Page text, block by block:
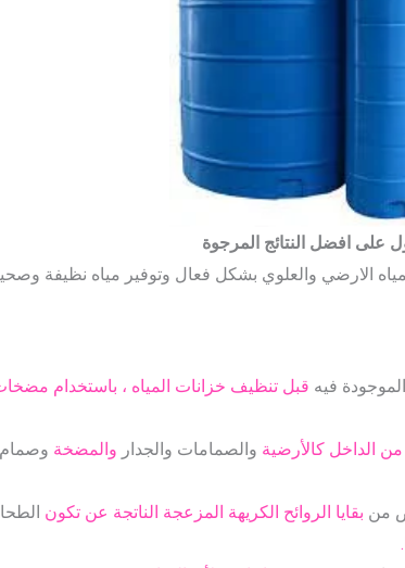
افضل النتائج المرجوة
الارضي والعلوي بشكل فعال وتوفير مياه نظيفة
فيه قبل تنظيف خزانات المياه ، باستخدام
من الداخل كالأرضية والصمامات والجدار والمضخة وصمام
من بقايا الروائح الكريهة المزعجة الناتجة عن تكون